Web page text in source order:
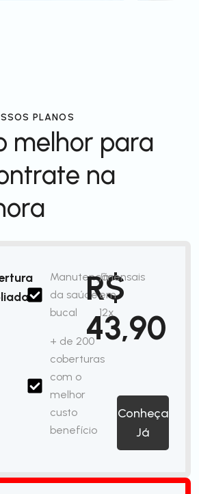
PLANOS
melhor para
na
Manutenção
da saúde
bucal
+ de 200
coberturas
com o
melhor
custo
benefício
R$
43,90
/mensais
em
12x
Conheça
Já